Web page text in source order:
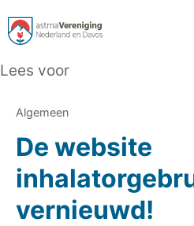
Lees voor
Algemeen
De website
vernieuwd!